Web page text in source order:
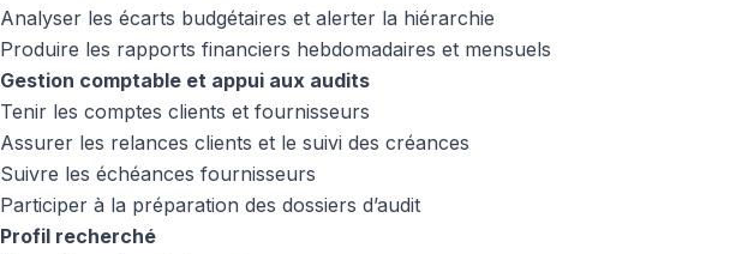
Analyser les écarts budgétaires et alerter la hiérarchie
Produire les rapports financiers hebdomadaires et mensuels
Gestion comptable et appui aux audits
Tenir les comptes clients et fournisseurs
Assurer les relances clients et le suivi des créances
Suivre les échéances fournisseurs
Participer à la préparation des dossiers d’audit
Profil recherché